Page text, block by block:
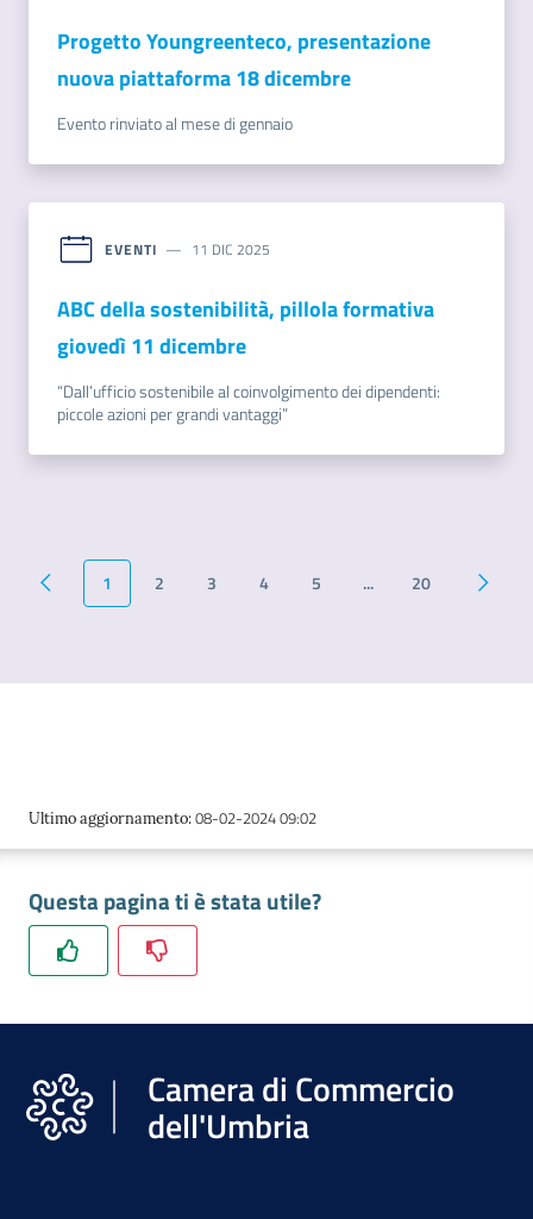
Progetto Youngreenteco, presentazione
nuova piattaforma 18 dicembre
Evento rinviato al mese di gennaio
EVENTI 11 DIC 2025
ABC della sostenibilità, pillola formativa
giovedì 11 dicembre
“Dall’ufficio sostenibile al coinvolgimento dei dipendenti:
piccole azioni per grandi vantaggi”
Pagina precedente
1 2 3 4 5 ...Pagina successiva
20
Ultimo aggiornamento:08-02-2024 09:02
Questa pagina ti è stata utile?
Camera di Commercio
dell'Umbria